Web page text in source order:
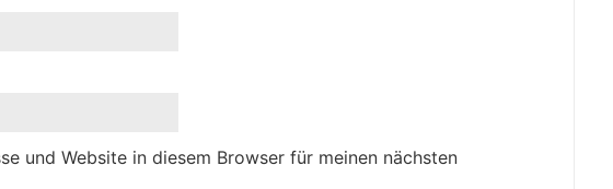
und Website in diesem Browser für meinen nächsten